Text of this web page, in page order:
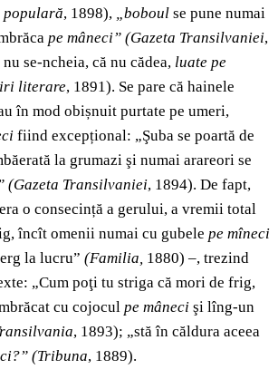
, 1898), „boboul se pune numai
pe mâneci” (Gazeta Transilvaniei,
nu se-ncheia, că nu cădea, luate pe
literare, 1891). Se pare că hainele
în mod obișnuit purtate pe umeri,
fiind excepțional: „Şuba se poartă de
la grumazi şi numai arareori se
(Gazeta Transilvaniei, 1894). De fapt,
era o consecință a gerului, a vremii total
încît omenii numai cu gubele pe mîneci
la lucru” (Familia, 1880) –, trezind
„Cum poţi tu striga că mori de frig,
cu cojocul pe mâneci şi lîng-un
, 1893); „stă în căldura aceea
(Tribuna, 1889).